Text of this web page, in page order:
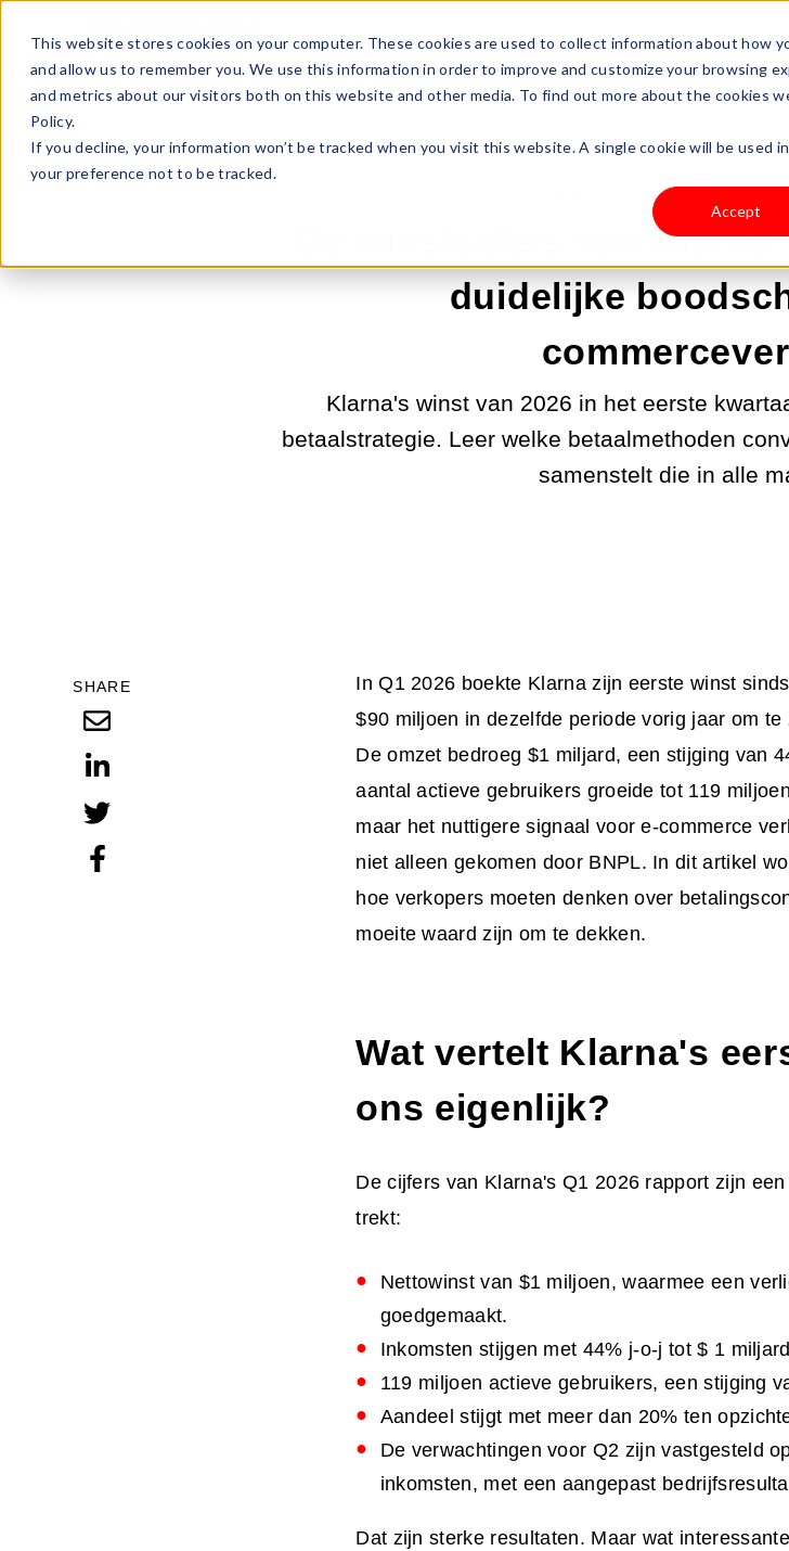
This website stores cookies on your computer. These cookies are used to collect information about how
and allow us to remember you. We use this information in order to improve and customize your browsing
and metrics about our visitors both on this website and other media. To find out more about the cookies
Policy.
If you decline, your information won’t be tracked when you visit this website. A single cookie will be used
your preference not to be tracked.
Accept
Sell Online Business Type Pricing
19-MEI-2026 9:00:00 |
De winstcijfers van
duidelijke
Klarna's winst van 2026 in het eerste
betaalstrategie. Leer welke betaalmethoden
samenstelt die in alle
SHARE
In Q1 2026 boekte Klarna zijn eerste winst
$90 miljoen in dezelfde periode vorig jaar om
De omzet bedroeg $1 miljard, een stijging van
aantal actieve gebruikers groeide tot 119
maar het nuttigere signaal voor e-commerce
niet alleen gekomen door BNPL. In dit artikel
hoe verkopers moeten denken over
moeite waard zijn om te dekken.
Wat vertelt Klarna's
ons eigenlijk?
De cijfers van Klarna's Q1 2026 rapport zijn
trekt:
Nettowinst van $1 miljoen, waarmee een
goedgemaakt.
Inkomsten stijgen met 44% j-o-j tot $ 1
119 miljoen actieve gebruikers, een stijging
Aandeel stijgt met meer dan 20% ten
De verwachtingen voor Q2 zijn vastgesteld
inkomsten, met een aangepast
Dat zijn sterke resultaten. Maar wat